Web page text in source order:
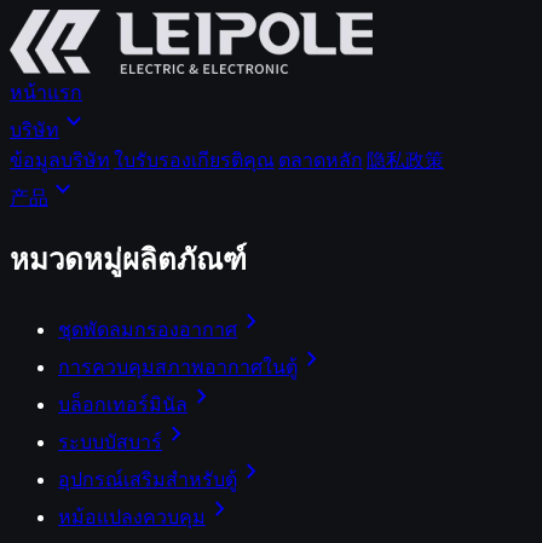
หน้าแรก
บริษัท expand_more
ข้อมูลบริษัท ใบรับรองเกียรติคุณ ตลาดหลัก 隐私政策
产品 expand_more
หมวดหมู่ผลิตภัณฑ์
ชุดพัดลมกรองอากาศ chevron_right
การควบคุมสภาพอากาศในตู้ chevron_right
บล็อกเทอร์มินัล chevron_right
ระบบบัสบาร์ chevron_right
อุปกรณ์เสริมสำหรับตู้ chevron_right
หม้อแปลงควบคุม chevron_right